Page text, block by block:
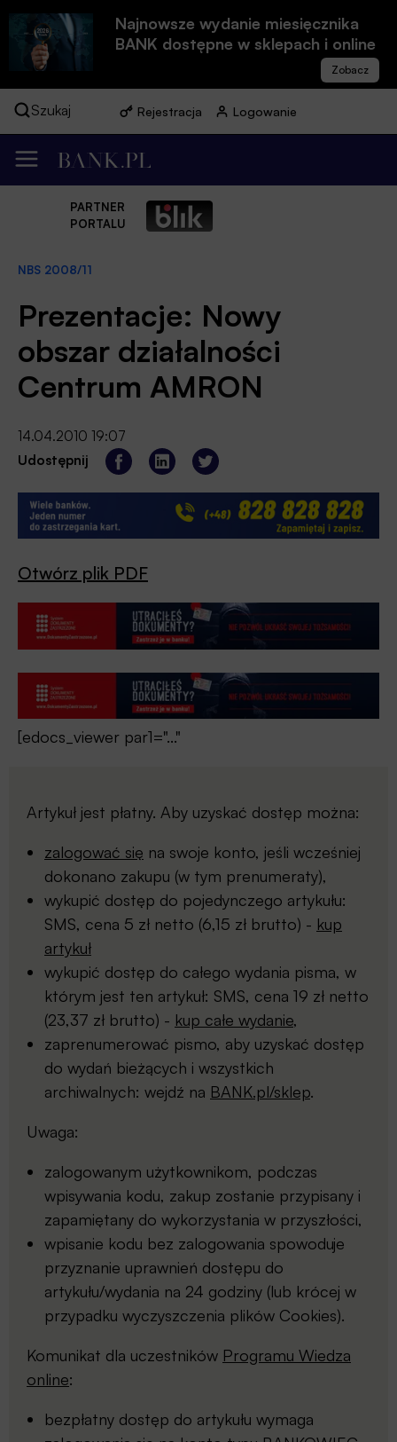
Najnowsze wydanie miesięcznika
BANK dostępne w sklepach i online
Szukaj Rejestracja Logowanie
PARTNER
PORTALU
NBS 2008/11
Prezentacje: Nowy
obszar działalności
Centrum AMRON
14.04.2010 19:07
Udostępnij
Otwórz plik PDF
[edocs_viewer par1="..."
Artykuł jest płatny. Aby uzyskać dostęp można:
zalogować się na swoje konto, jeśli wcześniej
dokonano zakupu (w tym prenumeraty),
wykupić dostęp do pojedynczego artykułu:
SMS, cena 5 zł netto (6,15 zł brutto) - kup
artykuł
wykupić dostęp do całego wydania pisma, w
którym jest ten artykuł: SMS, cena 19 zł netto
(23,37 zł brutto) - kup całe wydanie,
zaprenumerować pismo, aby uzyskać dostęp
do wydań bieżących i wszystkich
archiwalnych: wejdź na BANK.pl/sklep.
Uwaga:
zalogowanym użytkownikom, podczas
wpisywania kodu, zakup zostanie przypisany i
zapamiętany do wykorzystania w przyszłości,
wpisanie kodu bez zalogowania spowoduje
przyznanie uprawnień dostępu do
artykułu/wydania na 24 godziny (lub krócej w
przypadku wyczyszczenia plików Cookies).
Komunikat dla uczestników Programu Wiedza
online:
bezpłatny dostęp do artykułu wymaga